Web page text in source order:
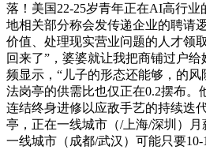
落！美国22-25岁青年正在AI高行业
地相关部分称会发传递企业的聘请
价值、处理现实营业问题的人才领
回来了”，婆婆就让我把商铺过户
频显示，“儿子的形态还能够，的
法岗亭的供需比也仅正在0.2摆布。
连结终身进修以应敌手艺的持续迭
亭，正在一线城市（/上海/深圳）
一线城市（成都/武汉）可能只要